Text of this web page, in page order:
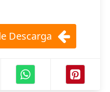
Descarga